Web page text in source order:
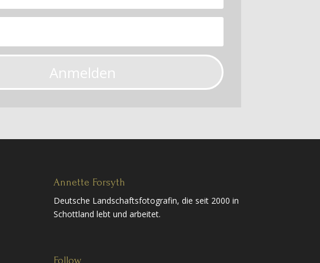
Anmelden
Annette Forsyth
Deutsche Landschaftsfotografin, die seit 2000 in
Schottland lebt und arbeitet.
Follow